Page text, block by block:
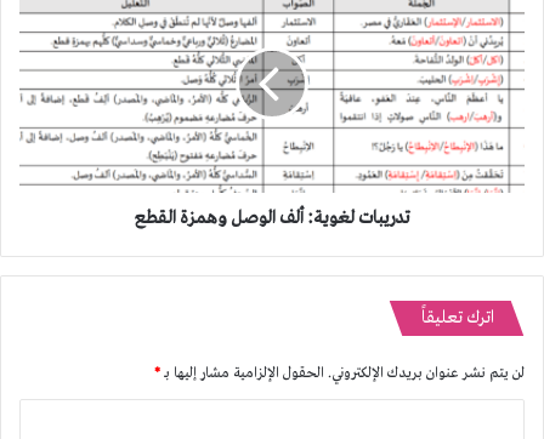
لغوية:
ألف
الوصل
وهمزة
القطع
تدريبات لغوية: ألف الوصل وهمزة القطع
اترك تعليقاً
لن يتم نشر عنوان بريدك الإلكتروني. الحقول الإلزامية مشار إليها بـ*